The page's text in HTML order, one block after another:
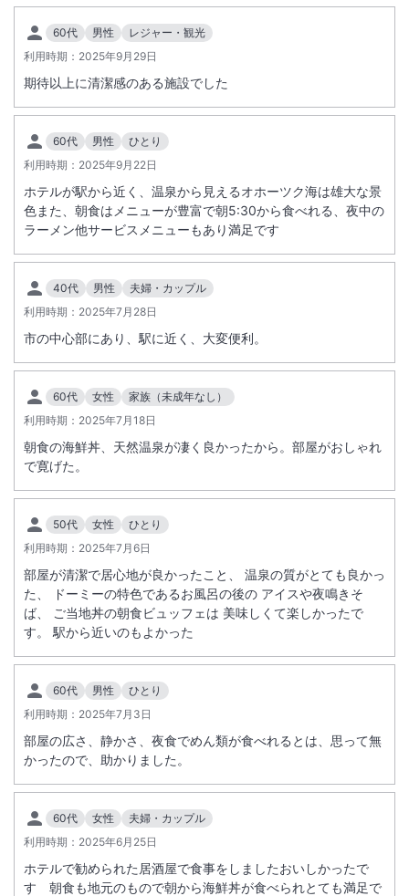
60代 男性
レジャー・観光
利用時期： 2025年9月29日
期待以上に清潔感のある施設でした
60代 男性
ひとり
利用時期： 2025年9月22日
ホテルが駅から近く、温泉から見えるオホーツク海は雄大な景
色また、朝食はメニューが豊富で朝5:30から食べれる、夜中の
ラーメン他サービスメニューもあり満足です
40代 男性
夫婦・カップル
利用時期： 2025年7月28日
市の中心部にあり、駅に近く、大変便利。
60代 女性
家族（未成年なし）
利用時期： 2025年7月18日
朝食の海鮮丼、天然温泉が凄く良かったから。部屋がおしゃれ
で寛げた。
50代 女性
ひとり
利用時期： 2025年7月6日
部屋が清潔で居心地が良かったこと、 温泉の質がとても良かっ
た、 ドーミーの特色であるお風呂の後の アイスや夜鳴きそ
ば、 ご当地丼の朝食ビュッフェは 美味しくて楽しかったで
す。 駅から近いのもよかった
60代 男性
ひとり
利用時期： 2025年7月3日
部屋の広さ、静かさ、夜食でめん類が食べれるとは、思って無
かったので、助かりました。
60代 女性
夫婦・カップル
利用時期： 2025年6月25日
ホテルで勧められた居酒屋で食事をしましたおいしかったで
す 朝食も地元のもので朝から海鮮丼が食べられとても満足で